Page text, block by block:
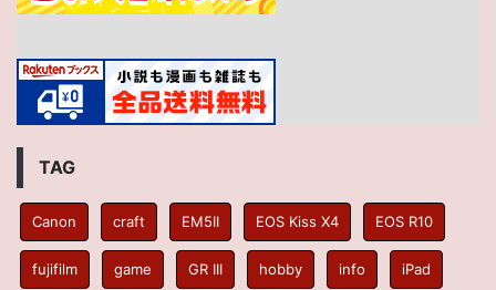
TAG
Canon craft EM5II EOS Kiss X4 EOS R10
fujifilm game GR III hobby info iPad